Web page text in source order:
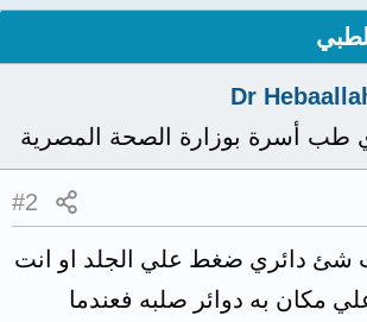
Dr
طب أسرة بوزارة الصحة المصرية
#2
شئ دائري ضغط علي الجلد او انت
مكان به دوائر صلبه فعندما